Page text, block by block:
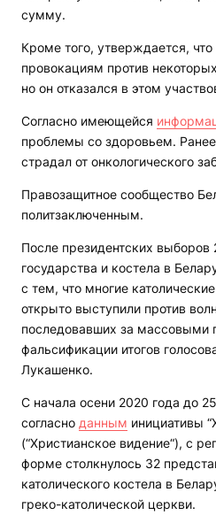
сумму.
Кроме того, утверждается,
провокациям против
но он отказался в этом
Согласно имеющейся
проблемы со здоровьем.
страдал от онкологического
Правозащитное сообщество
политзаключенным.
После президентских выборов
государства и костела в
с тем, что многие
открыто выступили против
последовавших за массовыми
фальсификации итогов
Лукашенко.
С начала осени 2020 года до
согласно данным инициативы
(“Христианское видение“), с
форме столкнулось 32
католического костела в
греко-католической церкви.